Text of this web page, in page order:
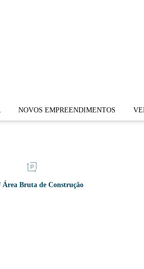
NOVOS EMPREENDIMENTOS
Área Bruta de Construção